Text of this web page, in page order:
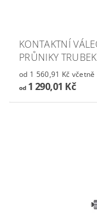
KONTAKTNÍ
PRŮNIKY TRUBEK
od 1 560,91 Kč
od1 290,01 Kč